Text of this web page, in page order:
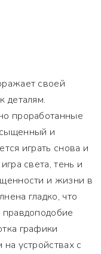
своей
деталям.
проработанные
и
играть снова и
света, тень и
и жизни в
гладко, что
графики
устройствах с